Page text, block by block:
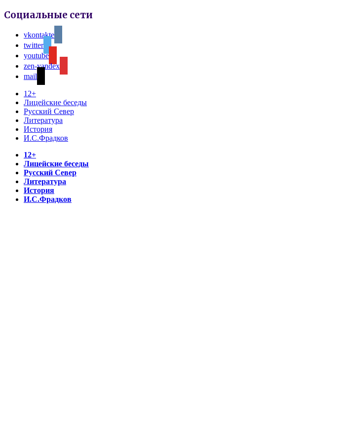
Социальные сети
vkontakte
twitter
youtube
zen-yandex
mail
12+
Лицейские беседы
Русский Север
Литература
История
И.С.Фрадков
12+
Лицейские беседы
Русский Север
Литература
История
И.С.Фрадков